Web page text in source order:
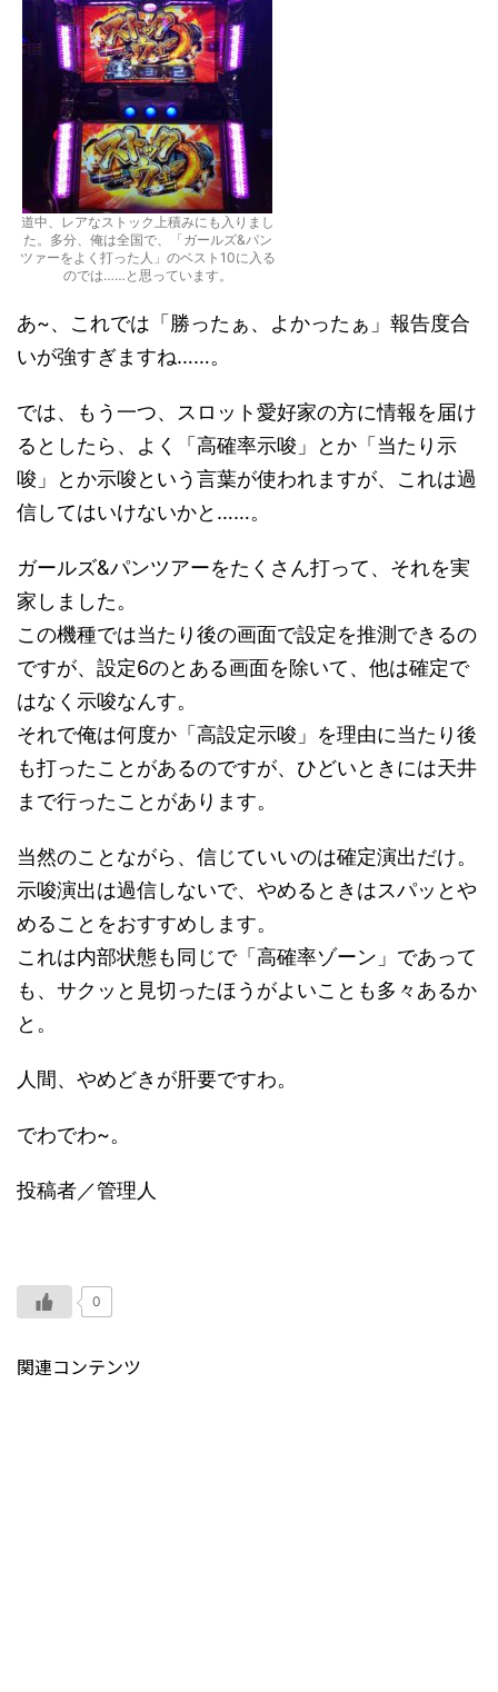
道中、レアなストック上積みにも入りまし
た。多分、俺は全国で、「ガールズ&パン
ツァーをよく打った人」のベスト10に入る
のでは……と思っています。
あ~、これでは「勝ったぁ、よかったぁ」報告度合
いが強すぎますね……。
では、もう一つ、スロット愛好家の方に情報を届け
るとしたら、よく「高確率示唆」とか「当たり示
唆」とか示唆という言葉が使われますが、これは過
信してはいけないかと……。
ガールズ&パンツアーをたくさん打って、それを実
家しました。
この機種では当たり後の画面で設定を推測できるの
ですが、設定6のとある画面を除いて、他は確定で
はなく示唆なんす。
それで俺は何度か「高設定示唆」を理由に当たり後
も打ったことがあるのですが、ひどいときには天井
まで行ったことがあります。
当然のことながら、信じていいのは確定演出だけ。
示唆演出は過信しないで、やめるときはスパッとや
めることをおすすめします。
これは内部状態も同じで「高確率ゾーン」であって
も、サクッと見切ったほうがよいことも多々あるか
と。
人間、やめどきが肝要ですわ。
でわでわ~。
投稿者／管理人
0
関連コンテンツ